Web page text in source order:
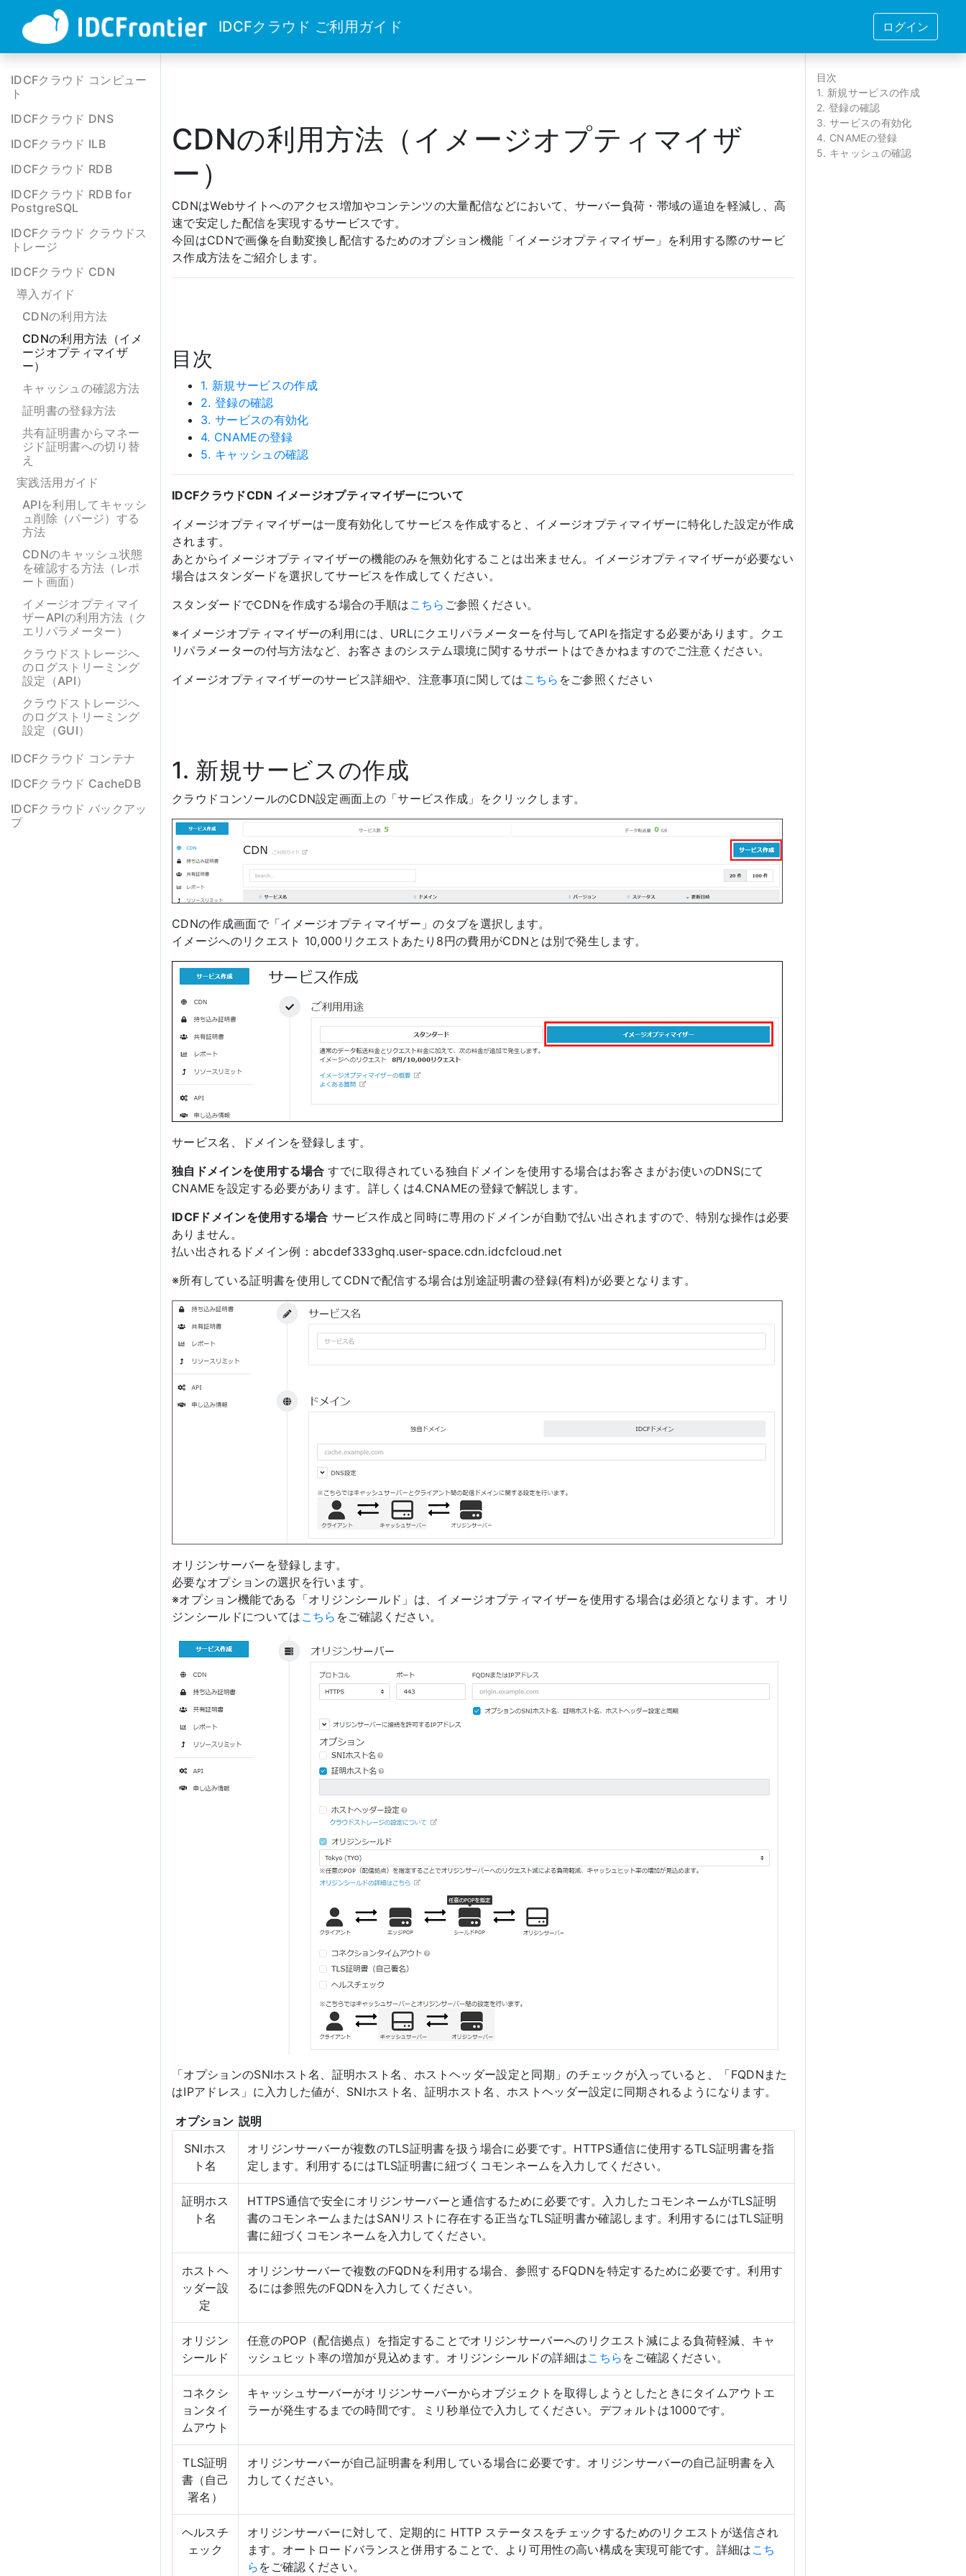
IDCFクラウド ご利用ガイド ログイン
IDCFクラウド コンピュー
ト
IDCFクラウド DNS
IDCFクラウド ILB
IDCFクラウド RDB
IDCFクラウド RDB for
PostgreSQL
IDCFクラウド クラウドス
トレージ
IDCFクラウド CDN
導入ガイド
CDNの利用方法
CDNの利用方法（イメ
ージオプティマイザ
ー）
キャッシュの確認方法
証明書の登録方法
共有証明書からマネー
ジド証明書への切り替
え
実践活用ガイド
APIを利用してキャッシ
ュ削除（パージ）する
方法
CDNのキャッシュ状態
を確認する方法（レポ
ート画面）
イメージオプティマイ
ザーAPIの利用方法（ク
エリパラメーター）
クラウドストレージへ
のログストリーミング
設定（API）
クラウドストレージへ
のログストリーミング
設定（GUI）
IDCFクラウド コンテナ
IDCFクラウド CacheDB
IDCFクラウド バックアッ
プ
目次
1. 新規サービスの作成
2. 登録の確認
3. サービスの有効化
4. CNAMEの登録
5. キャッシュの確認
CDNの利用方法（イメージオプティマイザ
ー）
CDNはWebサイトへのアクセス増加やコンテンツの大量配信などにおいて、サーバー負荷・帯域の逼迫を軽減し、高
速で安定した配信を実現するサービスです。
今回はCDNで画像を自動変換し配信するためのオプション機能「イメージオプティマイザー」を利用する際のサービ
ス作成方法をご紹介します。
目次
1. 新規サービスの作成
2. 登録の確認
3. サービスの有効化
4. CNAMEの登録
5. キャッシュの確認
IDCFクラウドCDN イメージオプティマイザーについて
イメージオプティマイザーは一度有効化してサービスを作成すると、イメージオプティマイザーに特化した設定が作成
されます。
あとからイメージオプティマイザーの機能のみを無効化することは出来ません。イメージオプティマイザーが必要ない
場合はスタンダードを選択してサービスを作成してください。
スタンダードでCDNを作成する場合の手順は こちら ご参照ください。
※イメージオプティマイザーの利用には、URLにクエリパラメーターを付与してAPIを指定する必要があります。クエ
リパラメーターの付与方法など、お客さまのシステム環境に関するサポートはできかねますのでご注意ください。
イメージオプティマイザーのサービス詳細や、注意事項に関しては こちら をご参照ください
1. 新規サービスの作成
クラウドコンソールのCDN設定画面上の「サービス作成」をクリックします。
CDNの作成画面で「イメージオプティマイザー」のタブを選択します。
イメージへのリクエスト 10,000リクエストあたり8円の費用がCDNとは別で発生します。
サービス名、ドメインを登録します。
独自ドメインを使用する場合 すでに取得されている独自ドメインを使用する場合はお客さまがお使いのDNSにて
CNAMEを設定する必要があります。詳しくは4.CNAMEの登録で解説します。
IDCFドメインを使用する場合 サービス作成と同時に専用のドメインが自動で払い出されますので、特別な操作は必要
ありません。
払い出されるドメイン例：abcdef333ghq.user-space.cdn.idcfcloud.net
※所有している証明書を使用してCDNで配信する場合は別途証明書の登録(有料)が必要となります。
オリジンサーバーを登録します。
必要なオプションの選択を行います。
※オプション機能である「オリジンシールド」は、イメージオプティマイザーを使用する場合は必須となります。オリ
ジンシールドについては こちら をご確認ください。
「オプションのSNIホスト名、証明ホスト名、ホストヘッダー設定と同期」のチェックが入っていると、「FQDNまた
はIPアドレス」に入力した値が、SNIホスト名、証明ホスト名、ホストヘッダー設定に同期されるようになります。
オプション 説明
SNIホス
ト名
オリジンサーバーが複数のTLS証明書を扱う場合に必要です。HTTPS通信に使用するTLS証明書を指
定します。利用するにはTLS証明書に紐づくコモンネームを入力してください。
証明ホス
ト名
HTTPS通信で安全にオリジンサーバーと通信するために必要です。入力したコモンネームがTLS証明
書のコモンネームまたはSANリストに存在する正当なTLS証明書か確認します。利用するにはTLS証明
書に紐づくコモンネームを入力してください。
ホストヘ
ッダー設
定
オリジンサーバーで複数のFQDNを利用する場合、参照するFQDNを特定するために必要です。利用す
るには参照先のFQDNを入力してください。
オリジン
シールド
任意のPOP（配信拠点）を指定することでオリジンサーバーへのリクエスト減による負荷軽減、キャ
ッシュヒット率の増加が見込めます。オリジンシールドの詳細はこちら をご確認ください。
コネクシ
ョンタイ
ムアウト
キャッシュサーバーがオリジンサーバーからオブジェクトを取得しようとしたときにタイムアウトエ
ラーが発生するまでの時間です。ミリ秒単位で入力してください。デフォルトは1000です。
TLS証明
書（自己
署名）
オリジンサーバーが自己証明書を利用している場合に必要です。オリジンサーバーの自己証明書を入
力してください。
ヘルスチ
ェック
オリジンサーバーに対して、定期的に HTTP ステータスをチェックするためのリクエストが送信され
ます。オートロードバランスと併用することで、より可用性の高い構成を実現可能です。詳細は こち
ら をご確認ください。